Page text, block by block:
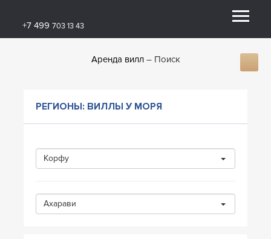
+7 499 703 13 43
Аренда вилл Поиск
РЕГИОНЫ: ВИЛЛЫ У МОРЯ
Корфу
Ахарави